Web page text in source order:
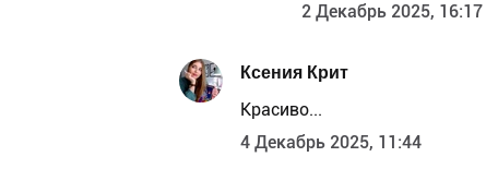
2 Декабрь 2025, 16:17
Ксения Крит
Красиво...
4 Декабрь 2025, 11:44